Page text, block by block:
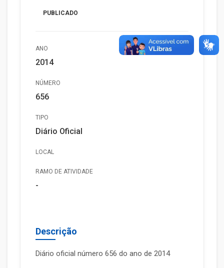
PUBLICADO
ANO
2014
NÚMERO
656
TIPO
Diário Oficial
LOCAL
RAMO DE ATIVIDADE
-
Descrição
Diário oficial número 656 do ano de 2014